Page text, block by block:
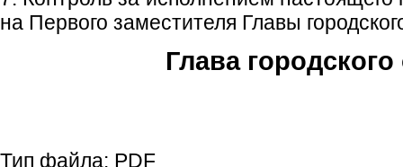
на Первого заместителя Главы
Глава городского
Тип файла: PDF